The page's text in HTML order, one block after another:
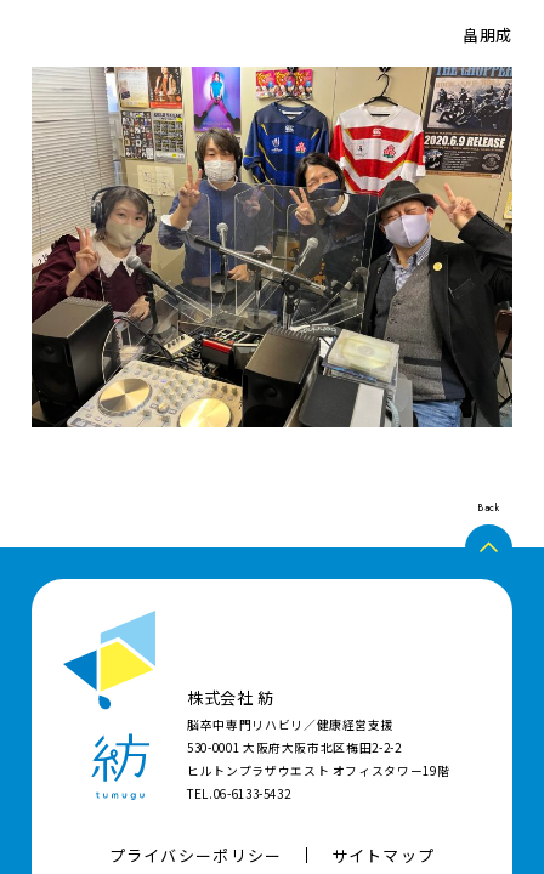
畠朋成
Back
株式会社 紡
脳卒中専門リハビリ／健康経営支援
530-0001 大阪府大阪市北区梅田2-2-2
ヒルトンプラザウエスト オフィスタワー19階
TEL.06-6133-5432
プライバシーポリシー サイトマップ